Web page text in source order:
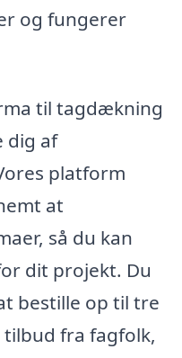
og fungerer
til tagdækning
dig af
platform
at
så du kan
dit projekt. Du
bestille op til tre
fra fagfolk,